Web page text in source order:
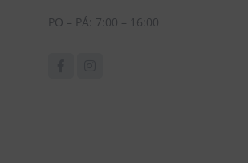
PO – PÁ: 7:00 – 16:00